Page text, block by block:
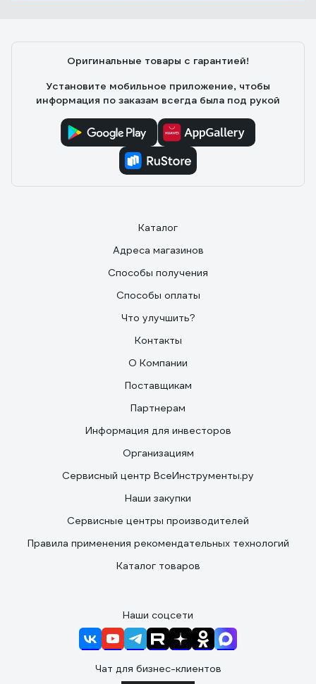
Оригинальные товары с гарантией!
Установите мобильное приложение, чтобы
информация по заказам всегда была под рукой
Каталог
Адреса магазинов
Способы получения
Способы оплаты
Что улучшить?
Контакты
О Компании
Поставщикам
Партнерам
Информация для инвесторов
Организациям
Сервисный центр ВсеИнструменты.ру
Наши закупки
Сервисные центры производителей
Правила применения рекомендательных технологий
Каталог товаров
Наши соцсети
Чат для бизнес-клиентов